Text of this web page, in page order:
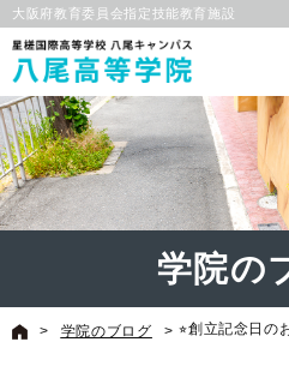
大阪府教育委員会指定技能教育施設
学院の
> 学院のブログ > ⭐︎創立記念日の